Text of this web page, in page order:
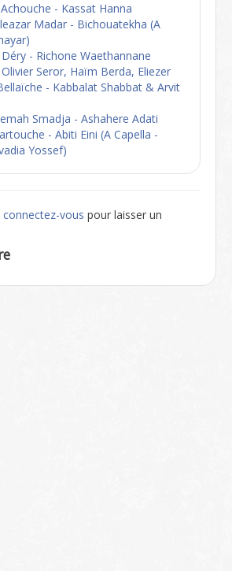
- Kassat Hanna
Madar - Bichouatekha (A
- Richone Waethannane
Olivier Seror, Haïm Berda, Eliezer
- Kabbalat Shabbat & Arvit
Smadja - Ashahere Adati
- Abiti Eini (A Capella -
Yossef)
connectez-vous pour laisser un